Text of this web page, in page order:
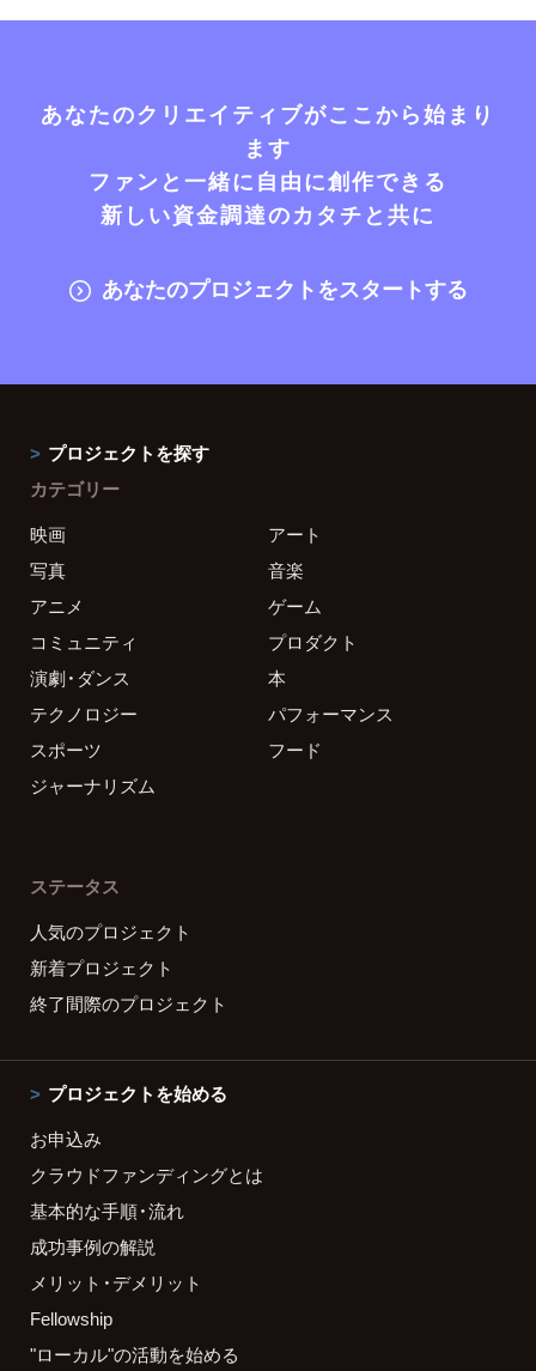
あなたのクリエイティブがここから始まり
ます
ファンと一緒に自由に創作できる
新しい資金調達のカタチと共に
あなたのプロジェクトをスタートする
プロジェクトを探す
カテゴリー
映画
アート
写真
音楽
アニメ
ゲーム
コミュニティ
プロダクト
演劇・ダンス
本
テクノロジー
パフォーマンス
スポーツ
フード
ジャーナリズム
ステータス
人気のプロジェクト
新着プロジェクト
終了間際のプロジェクト
プロジェクトを始める
お申込み
クラウドファンディングとは
基本的な手順・流れ
成功事例の解説
メリット・デメリット
Fellowship
"ローカル"の活動を始める